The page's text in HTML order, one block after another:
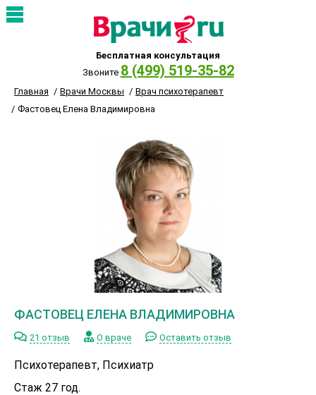
Бесплатная консультация
Звоните 8 (499) 519-35-82
Главная Врачи Москвы
Врач психотерапевт
Фастовец Елена Владимировна
ФАСТОВЕЦ ЕЛЕНА ВЛАДИМИРОВНА
21 отзыв О враче Оставить отзыв
Психотерапевт, Психиатр
Стаж 27 год.